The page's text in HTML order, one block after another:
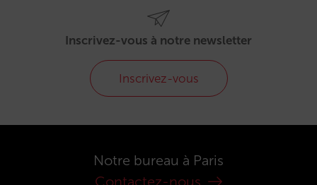
Inscrivez-vous à notre newsletter
Inscrivez-vous
Notre bureau à Paris